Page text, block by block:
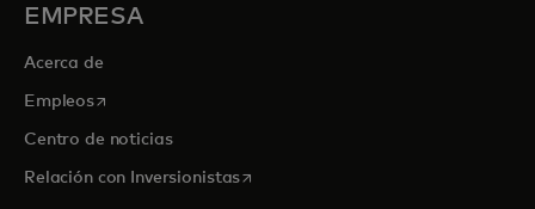
EMPRESA
Acerca de
Empleosse abre en una pestaña nueva
Centro de noticias
Relación con Inversionistasse abre en una pestaña nueva